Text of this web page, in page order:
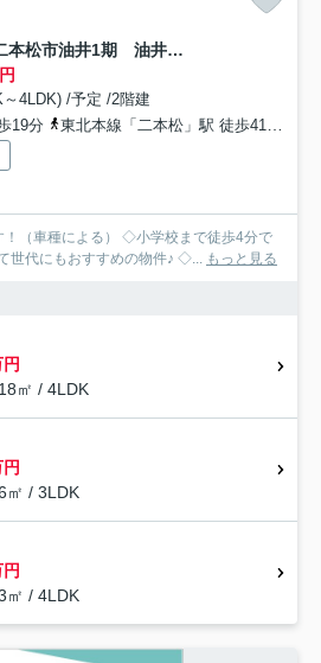
新築戸建・新築建売 二本松市油井1期 油井小・安達中
4LDK) /予定 /2階建
19分
東北本線「二本松」駅 徒歩41分
（車種による） ◇小学校まで徒歩4分で
世代にもおすすめの物件♪ ◇... もっと見る
㎡ / 4LDK
㎡ / 3LDK
㎡ / 4LDK